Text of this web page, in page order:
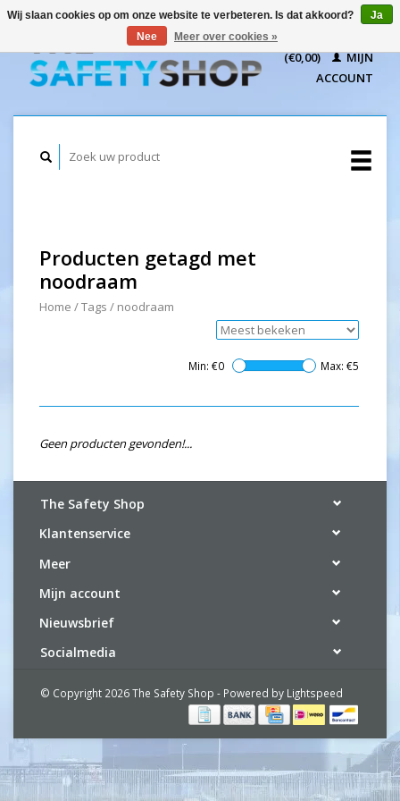
(€0,00)
MIJN
ACCOUNT
Producten getagd met
noodraam
Home /Tags / noodraam
Min: €0 Max: €5
Geen producten gevonden!...
The Safety Shop
Klantenservice
Meer
Mijn account
Nieuwsbrief
Socialmedia
© Copyright 2026 The Safety Shop - Powered by Lightspeed
Wij slaan cookies op om onze website te verbeteren. Is dat akkoord?
Ja
Nee
Meer over cookies »